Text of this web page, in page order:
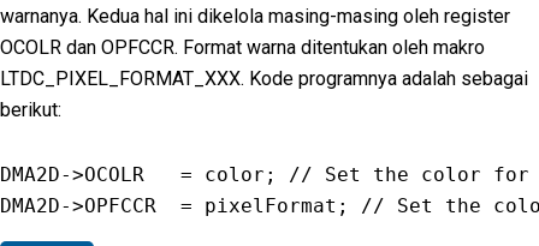
warnanya. Kedua hal ini dikelola masing-masing oleh register
OCOLR dan OPFCCR. Format warna ditentukan oleh makro
LTDC_PIXEL_FORMAT_XXX. Kode programnya adalah sebagai
berikut:
DMA2D->OCOLR = color ;
// Set the color
DMA2D->OPFCCR = pixelFormat ; // Set the color